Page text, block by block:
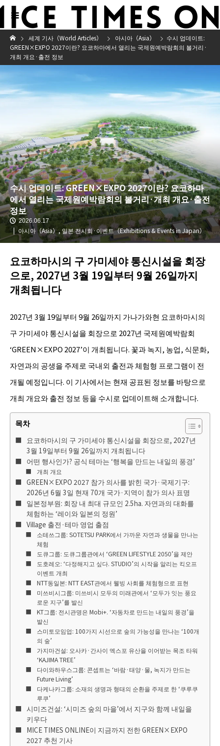
세계 기사（World Articles） 아시아（Asia）
수시 업데이트:
GREEN×EXPO 2027이란? 요코하마에서 열리는 국제원예박람회의 볼거리·
개최 개요·출전 정보
수시 업데이트: GREEN×EXPO 2027이란? 요코하마
에서 열리는 국제원예박람회의 볼거리·개최 개요·출전
정보
2026.06.17
아시아（Asia）, 일본 전시회·이벤트（Exhibitions & Events in Japan）
요코하마시의 구 가미세야 통신시설을 회장
으로, 2027년 3월 19일부터 9월 26일까지
개최됩니다
2027년 3월 19일부터 9월 26일까지 가나가와현 요코하마시의
구 가미세야 통신시설을 회장으로 2027년 국제원예박람회
‘GREEN×EXPO 2027’이 개최됩니다. 꽃과 녹지, 농업, 식문화,
자연과의 공생을 주제로 국내외 출전과 체험형 프로그램이 전
개될 예정입니다. 이 기사에서는 현재 공표된 정보를 바탕으로
개최 개요와 출전 정보 등을 수시로 업데이트해 소개합니다.
목차
요코하마시의 구 가미세야 통신시설을 회장으로, 2027년
3월 19일부터 9월 26일까지 개최됩니다
어떤 행사인가? 공식 테마는 ‘행복을 만드는 내일의 풍경’
개최 개요
GREEN×EXPO 2027 참가 의사를 밝힌 국가·국제기구:
2026년 6월 3일 현재 70개 국가·지역이 참가 의사 표명
일본정부원: 회장 내 최대 규모인 2.5ha. 자연과의 대화를
체험하는 ‘레이와 일본의 정원’
Village 출전·테마 영업 출점
소테쓰그룹: SOTETSU PARK에서 가까운 자연과 생물을 만나는
체험
도큐그룹: 도큐그룹관에서 ‘GREEN LIFESTYLE 2050’을 제안
도호레오: ‘다정해지고 싶다. STUDIO’의 시작을 알리는 킥오프
이벤트 개최
NTT동일본: NTT EAST관에서 웰빙 사회를 체험형으로 표현
미쓰비시그룹: 미쓰비시 모두의 미래관에서 ‘모두가 잇는 풍요
로운 지구’를 발신
KT그룹: 전시관명은 Mobi+. ‘자동차로 만드는 내일의 풍경’을
발신
스미토모임업: 100가지 시선으로 숲의 가능성을 만나는 ‘100개
의 숲’
가지마건설: 오사카·간사이 엑스포 유산을 이어받는 목조 타워
‘KAJIMA TREE’
다이와하우스그룹: 콘셉트는 ‘바람·태양·물, 녹지가 만드는
Future Living’
다케나카그룹: 소재의 생명과 형태의 순환을 주제로 한 ‘쿠루쿠
루쿠’
시미즈건설: ‘시미즈 숲의 마을’에서 지구와 함께 내일을
키우다
MICE TIMES ONLINE이 지금까지 전한 GREEN×EXPO
2027 추천 기사